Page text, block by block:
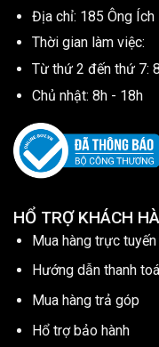
Địa chỉ: 185 Ông Ích
Thời gian làm việc:
Từ thứ 2 đến thứ 7:
Chủ nhật: 8h - 18h
HỔ TRỢ KHÁCH
Mua hàng trực tuyến
Hướng dẫn thanh
Mua hàng trả góp
Hổ trợ bảo hành